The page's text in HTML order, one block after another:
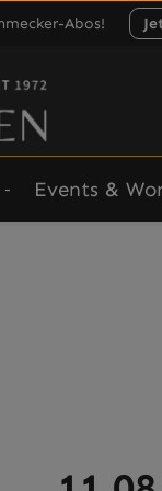
Abos!
Events &